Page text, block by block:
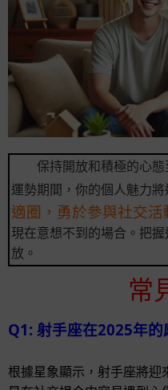
保持開放和積極的心
運勢期間，你的個人魅力將
適圈，勇於參與社交活
現在意想不到的場合。把
放。
常
Q1: 射手座在2025年的
根據星象顯示，射手座將